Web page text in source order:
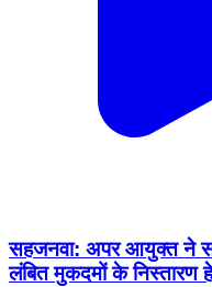
सहजनवा: अपर आयुक्त ने
लंबित मुकदमों के निस्तारण